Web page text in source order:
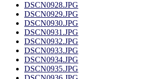
DSCN0928.JPG
DSCN0929.JPG
DSCN0930.JPG
DSCN0931.JPG
DSCN0932.JPG
DSCN0933.JPG
DSCN0934.JPG
DSCN0935.JPG